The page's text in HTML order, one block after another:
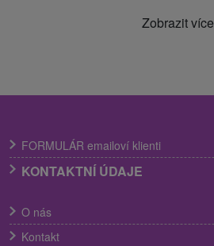
Zobrazit více
FORMULÁR emailoví klienti
KONTAKTNÍ ÚDAJE
O nás
Kontakt